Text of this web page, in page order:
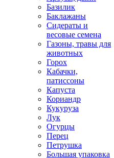
Базилик
Баклажаны
Сидераты и
весовые семена
Газоны, травы для
животных
Горох
Кабачки,
патиссоны
Капуста
Кориандр
Кукуруза
Лук
Огурцы
Перец
Петрушка
Большая упаковка